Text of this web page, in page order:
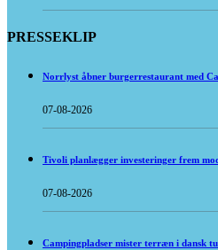
PRESSEKLIP
Norrlyst åbner burgerrestaurant med
07-08-2026
Tivoli planlægger investeringer frem
07-08-2026
Campingpladser mister terræn i dansk